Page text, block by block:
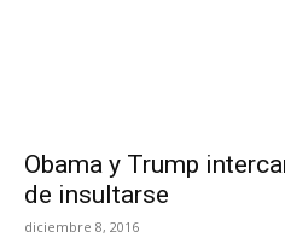
Obama y Trump
de insultarse
diciembre 8, 2016